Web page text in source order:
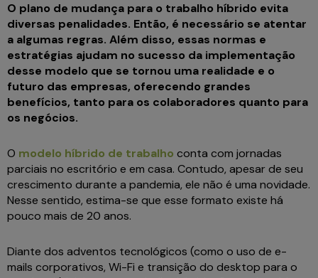
O plano de mudança para o trabalho híbrido evita
diversas penalidades. Então, é necessário se atentar
a algumas regras. Além disso, essas normas e
estratégias ajudam no sucesso da implementação
desse modelo que se tornou uma realidade e o
futuro das empresas, oferecendo grandes
benefícios, tanto para os colaboradores quanto para
os negócios.
O modelo híbrido de trabalho conta com jornadas
parciais no escritório e em casa. Contudo, apesar de seu
crescimento durante a pandemia, ele não é uma novidade.
Nesse sentido, estima-se que esse formato existe há
pouco mais de 20 anos.
Diante dos adventos tecnológicos (como o uso de e-
mails corporativos, Wi-Fi e transição do desktop para o